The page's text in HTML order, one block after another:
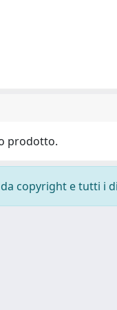
prodotto.
copyright e tutti i